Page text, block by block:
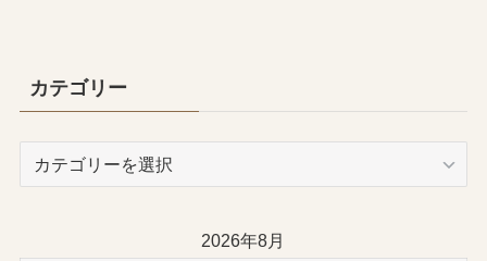
カテゴリー
2026年8月